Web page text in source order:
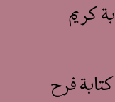
كريم
فرح